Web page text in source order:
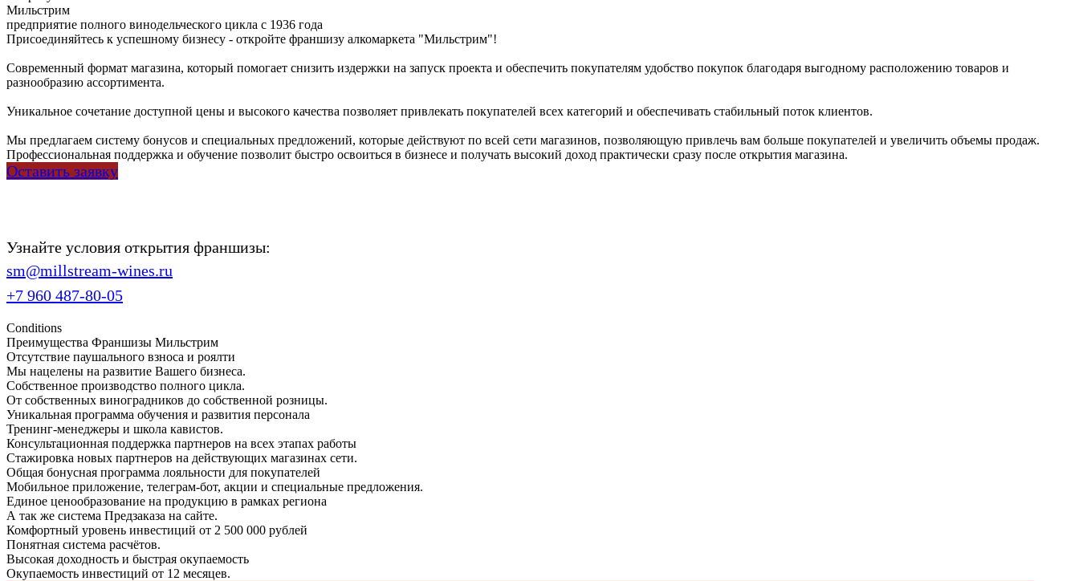
Мильстрим
предприятие полного винодельческого цикла с 1936 года
Присоединяйтесь к успешному бизнесу - откройте франшизу алкомаркета "Мильстрим"!
Современный формат магазина, который помогает снизить издержки на запуск проекта и обеспечить покупателям удобство покупок благодаря выгодному расположению товаров и
разнообразию ассортимента.
Уникальное сочетание доступной цены и высокого качества позволяет привлекать покупателей всех категорий и обеспечивать стабильный поток клиентов.
Мы предлагаем систему бонусов и специальных предложений, которые действуют по всей сети магазинов, позволяющую привлечь вам больше покупателей и увеличить объемы продаж.
Профессиональная поддержка и обучение позволит быстро освоиться в бизнесе и получать высокий доход практически сразу после открытия магазина.
Оставить заявку
Узнайте условия открытия франшизы:
sm@millstream-wines.ru
+7 960 487-80-05
Conditions
Преимущества Франшизы Мильстрим
Отсутствие паушального взноса и роялти
Мы нацелены на развитие Вашего бизнеса.
Собственное производство полного цикла.
От собственных виноградников до собственной розницы.
Уникальная программа обучения и развития персонала
Тренинг-менеджеры и школа кавистов.
Консультационная поддержка партнеров на всех этапах работы
Стажировка новых партнеров на действующих магазинах сети.
Общая бонусная программа лояльности для покупателей
Мобильное приложение, телеграм-бот, акции и специальные предложения.
Единое ценообразование на продукцию в рамках региона
А так же система Предзаказа на сайте.
Комфортный уровень инвестиций от 2 500 000 рублей
Понятная система расчётов.
Высокая доходность и быстрая окупаемость
Окупаемость инвестиций от 12 месяцев.